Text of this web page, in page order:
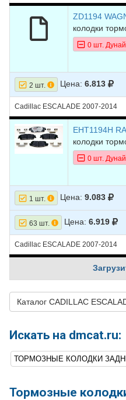
ZD1194
колодки
0 шт.
2 шт. Цена: 6.813
Cadillac ESCALADE 2007-2014
EHT1194H
колодки
0 шт.
1 шт. Цена: 9.083
63 шт. Цена: 6.919
Cadillac ESCALADE 2007-2014
Каталог CADILLAC
Искать на dmcat.ru:
ТОРМОЗНЫЕ КОЛОДКИ
Тормозные